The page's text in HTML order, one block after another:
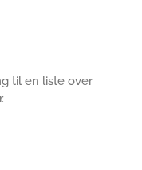
til en liste over